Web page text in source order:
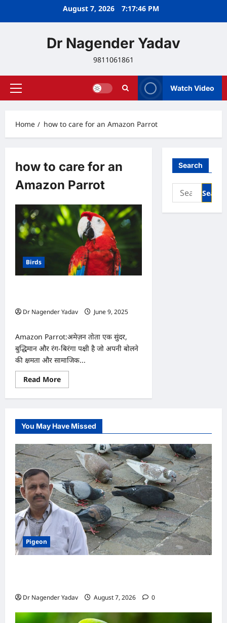
August 7, 2026 7:17:46 PM
Dr Nagender Yadav
9811061861
Primary
Watch Video
Home how to care for an Amazon Parrot
how to care for an
Amazon Parrot
Birds
Dr Nagender Yadav
June 9, 2025
Amazon Parrot:अमेज़न तोता एक सुंदर,
बुद्धिमान और रंग-बिरंगा पक्षी है जो अपनी बोलने
की क्षमता और सामाजिक...
Read MoreRead
more
लंबी
करने
की
अद्भुत
जानें
Amazon
Parrot
के
बारे
में
ख़ास
बातें
Search
Search
for:
You May Have Missed
Pigeon
Dr Nagender Yadav August 7, 2026 0